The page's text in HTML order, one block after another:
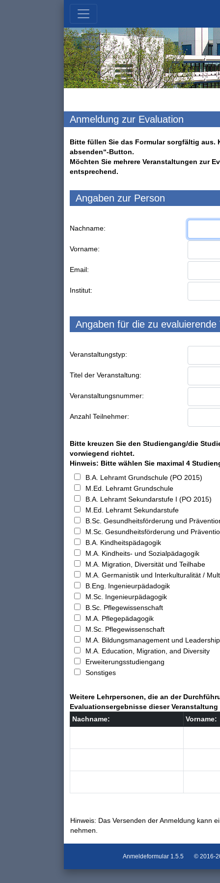
Anmeldung zur Evaluation
Bitte füllen Sie das Formular sorgfältig aus.
absenden“-Button.
Möchten Sie mehrere Veranstaltungen zur
entsprechend.
Angaben zur Person
Nachname:
Vorname:
Email:
Institut:
Angaben für die zu evaluierende
Veranstaltungstyp:
Titel der Veranstaltung:
Veranstaltungsnummer:
Anzahl Teilnehmer:
Bitte kreuzen Sie den Studiengang/die
vorwiegend richtet.
Hinweis: Bitte wählen Sie maximal 4
B.A. Lehramt Grundschule (PO 2015)
M.Ed. Lehramt Grundschule
B.A. Lehramt Sekundarstufe I (PO 2015)
M.Ed. Lehramt Sekundarstufe
B.Sc. Gesundheitsförderung und
M.Sc. Gesundheitsförderung und
B.A. Kindheitspädagogik
M.A. Kindheits- und Sozialpädagogik
M.A. Migration, Diversität und Teilhabe
M.A. Germanistik und Interkulturalität /
B.Eng. Ingenieurpädadogik
M.Sc. Ingenieurpädagogik
B.Sc. Pflegewissenschaft
M.A. Pflegepädagogik
M.Sc. Pflegewissenschaft
M.A. Bildungsmanagement und
M.A. Education, Migration, and Diversity
Erweiterungsstudiengang
Sonstiges
Weitere Lehrpersonen, die an der
Evaluationsergebnisse dieser
Nachname:
Vorname:
Hinweis: Das Versenden der Anmeldung kann
nehmen.
Anmeldeformular 1.5.5 © 2016-